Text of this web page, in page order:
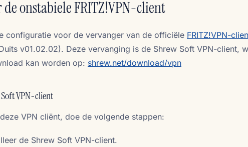
onstabiele FRITZ!VPN-client
configuratie voor de vervanger van de officiële FRITZ!VPN-
v01.02.02). Deze vervanging is de Shrew Soft VPN-client,
kan worden op: shrew.net/download/vpn
VPN-client
VPN cliënt, doe de volgende stappen:
de Shrew Soft VPN-client.